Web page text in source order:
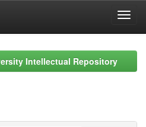
Intellectual Repository